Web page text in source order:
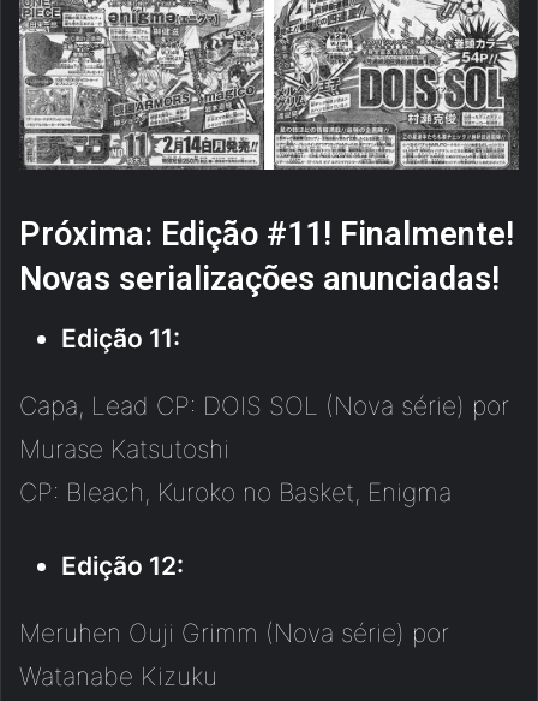
Próxima: Edição #11! Finalmente!
Novas serializações anunciadas!
Edição 11:
Capa, Lead CP: DOIS SOL (Nova série) por
Murase Katsutoshi
CP: Bleach, Kuroko no Basket, Enigma
Edição 12:
Meruhen Ouji Grimm (Nova série) por
Watanabe Kizuku